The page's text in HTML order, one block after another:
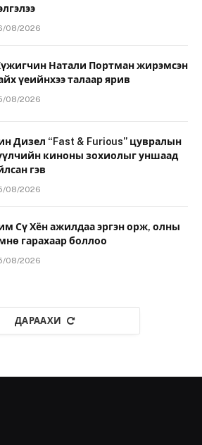
08/2026
Натали Портман жирэмсэн
үеийнхээ талаар ярив
08/2026
Дизел “Fast & Furious” цувралын
киноны зохиолыг уншаад
гэв
08/2026
Сү Хён ажилдаа эргэн орж, олны
гарахаар боллоо
08/2026
ДАРААХИ